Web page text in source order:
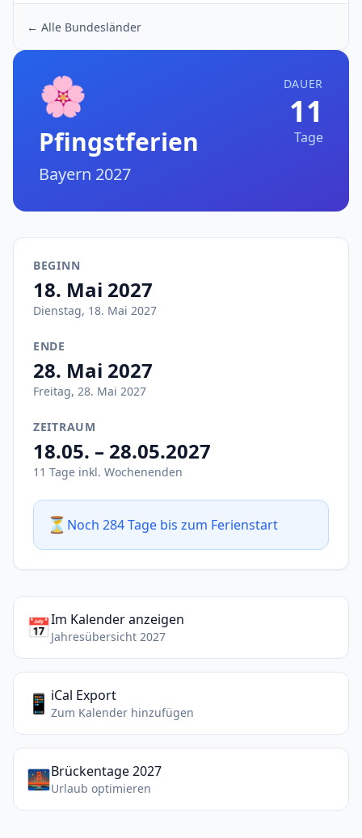
← Alle Bundesländer
🌸
Pfingstferien
Bayern 2027
DAUER
11
Tage
BEGINN
18. Mai 2027
Dienstag, 18. Mai 2027
ENDE
28. Mai 2027
Freitag, 28. Mai 2027
ZEITRAUM
18.05. – 28.05.2027
11 Tage inkl. Wochenenden
⏳ Noch 284 Tage bis zum Ferienstart
📅Im Kalender anzeigen
Jahresübersicht 2027
📱 iCal Export
Zum Kalender hinzufügen
🌉Brückentage 2027
Urlaub optimieren